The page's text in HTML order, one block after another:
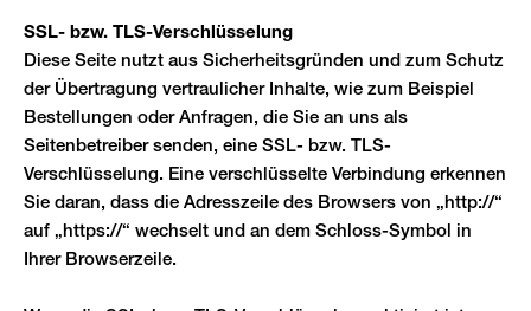
SSL- bzw. TLS-Verschlüsselung
Diese Seite nutzt aus Sicherheitsgründen und zum Schutz
der Übertragung vertraulicher Inhalte, wie zum Beispiel
Bestellungen oder Anfragen, die Sie an uns als
Seitenbetreiber senden, eine SSL- bzw. TLS-
Verschlüsselung. Eine verschlüsselte Verbindung erkennen
Sie daran, dass die Adresszeile des Browsers von „http://“
auf „https://“ wechselt und an dem Schloss-Symbol in
Ihrer Browserzeile.